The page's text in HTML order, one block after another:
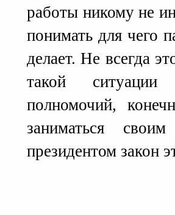
работы никому не
понимать для чего
делает. Не всегда
такой ситуации
полномочий,
заниматься
президентом закон